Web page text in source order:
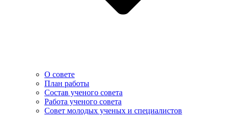
О совете
План работы
Состав ученого совета
Работа ученого совета
Совет молодых ученых и специалистов